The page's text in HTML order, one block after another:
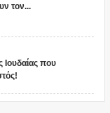
τον...
Ιουδαίας που